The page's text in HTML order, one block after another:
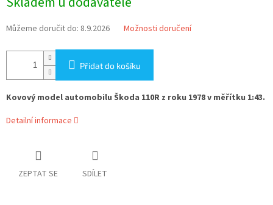
cena:
Můžeme doručit do: 8.9.2026 Možnosti doručení
Přidat do košíku
Kovový model automobilu Škoda 110R z roku 1978 v měřítku 1:43.
Detailní informace
ZEPTAT SE SDÍLET